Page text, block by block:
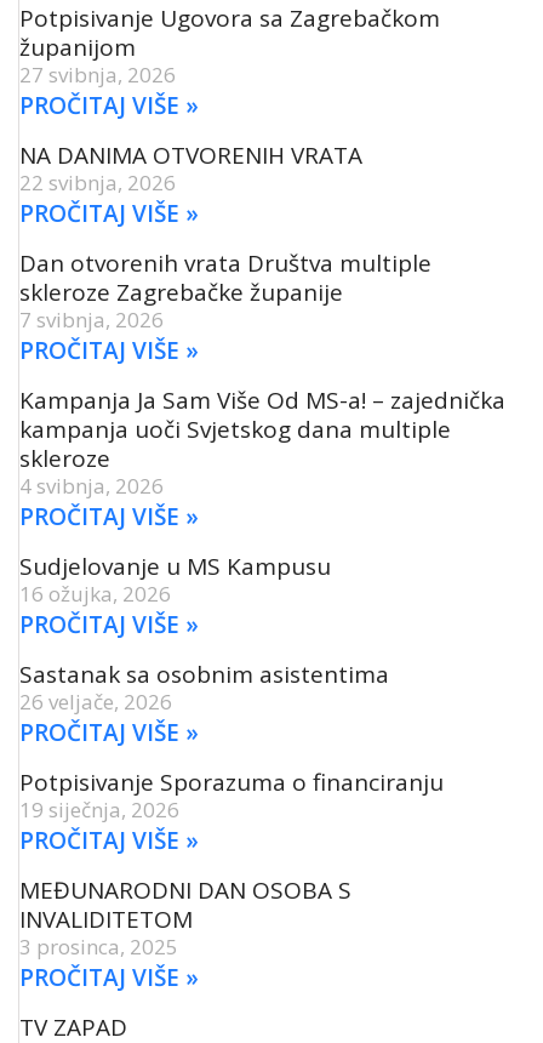
Potpisivanje Ugovora sa Zagrebačkom
županijom
27 svibnja, 2026
PROČITAJ VIŠE »
NA DANIMA OTVORENIH VRATA
22 svibnja, 2026
PROČITAJ VIŠE »
Dan otvorenih vrata Društva multiple
skleroze Zagrebačke županije
7 svibnja, 2026
PROČITAJ VIŠE »
Kampanja Ja Sam Više Od MS-a! – zajednička
kampanja uoči Svjetskog dana multiple
skleroze
4 svibnja, 2026
PROČITAJ VIŠE »
Sudjelovanje u MS Kampusu
16 ožujka, 2026
PROČITAJ VIŠE »
Sastanak sa osobnim asistentima
26 veljače, 2026
PROČITAJ VIŠE »
Potpisivanje Sporazuma o financiranju
19 siječnja, 2026
PROČITAJ VIŠE »
MEĐUNARODNI DAN OSOBA S
INVALIDITETOM
3 prosinca, 2025
PROČITAJ VIŠE »
TV ZAPAD